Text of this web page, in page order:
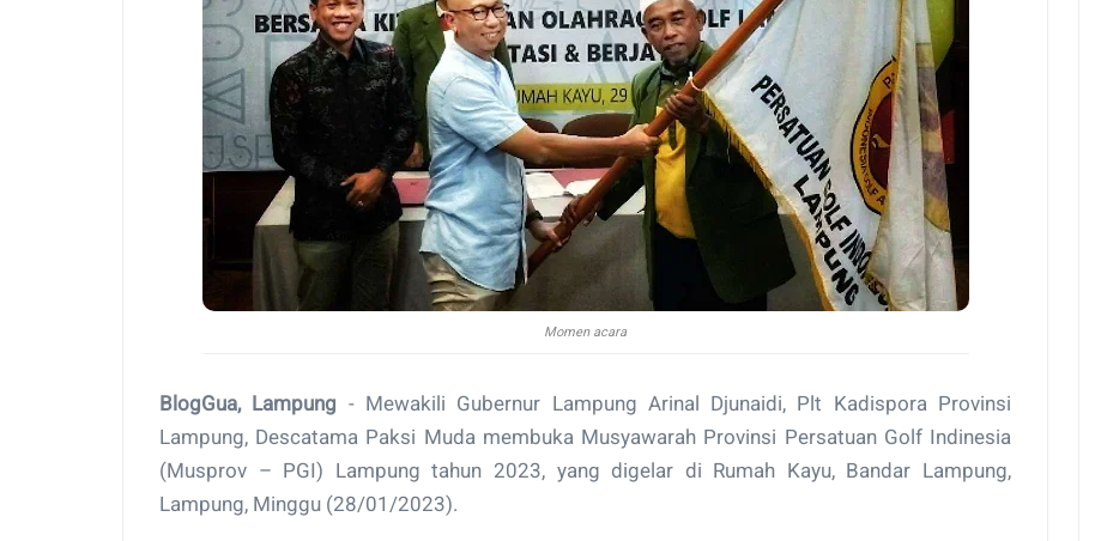
Momen acara
BlogGua, Lampung - Mewakili Gubernur Lampung Arinal Djunaidi, Plt Kadispora Provinsi
Lampung, Descatama Paksi Muda membuka Musyawarah Provinsi Persatuan Golf Indinesia
(Musprov – PGI) Lampung tahun 2023, yang digelar di Rumah Kayu, Bandar Lampung,
Lampung, Minggu (28/01/2023).